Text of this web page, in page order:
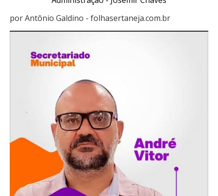
por Antônio Galdino - folhasertaneja.com.br